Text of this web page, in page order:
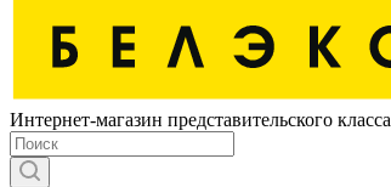
Интернет-магазин представительского класса